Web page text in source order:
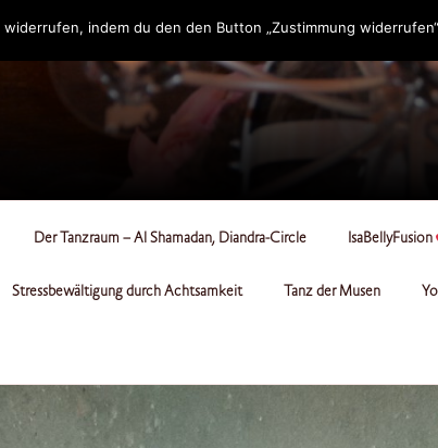
Der Tanzraum – Al Shamadan, Diandra-Circle IsaBellyFusion
Stressbewältigung durch Achtsamkeit Tanz der Musen
indem du den den Button „Zustimmung